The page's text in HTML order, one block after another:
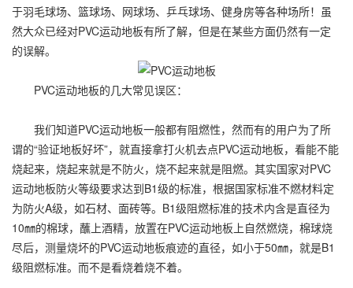
于羽毛球场、篮球场、网球场、乒乓球场、健身房等各种场所！虽
然大众已经对PVC运动地板有所了解，但是在某些方面仍然有一定
的误解。
PVC运动地板的几大常见误区：
我们知道PVC运动地板一般都有阻燃性，然而有的用户为了所
谓的“验证地板好坏”，就直接拿打火机去点PVC运动地板，看能不能
烧起来，烧起来就是不防火，烧不起来就是阻燃。其实国家对PVC
运动地板防火等级要求达到B1级的标准，根据国家标准不燃材料定
为防火A级，如石材、面砖等。B1级阻燃标准的技术内含是直径为
10㎜的棉球，蘸上酒精，放置在PVC运动地板上自然燃烧，棉球烧
尽后，测量烧坏的PVC运动地板痕迹的直径，如小于50㎜，就是B1
级阻燃标准。而不是看烧着烧不着。